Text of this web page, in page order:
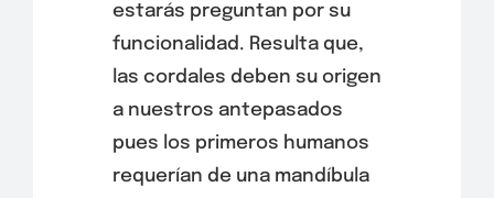
estarás preguntan por su
funcionalidad. Resulta que,
las cordales deben su origen
a nuestros antepasados
pues los primeros humanos
requerían de una mandíbula